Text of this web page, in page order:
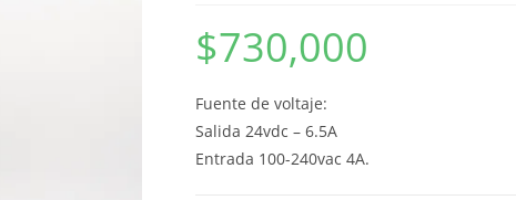
$730,000
Fuente de voltaje:
Salida 24vdc – 6.5A
Entrada 100-240vac 4A.